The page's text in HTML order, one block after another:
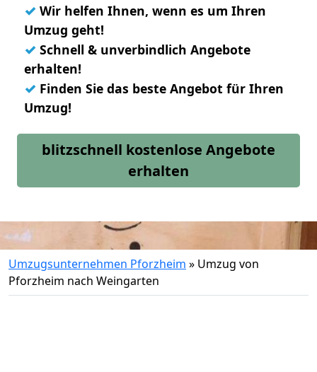
✓ Wir helfen Ihnen, wenn es um Ihren
Umzug geht!
✓ Schnell & unverbindlich Angebote
erhalten!
✓ Finden Sie das beste Angebot für Ihren
Umzug!
blitzschnell kostenlose Angebote
erhalten
Umzugsunternehmen Pforzheim » Umzug von
Pforzheim nach Weingarten